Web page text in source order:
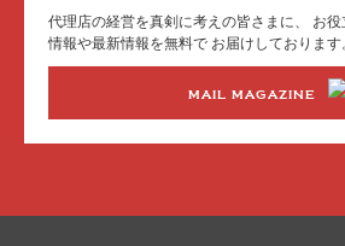
代理店の経営を真剣に考えの皆さまに、
お
情報や最新情報を無料で お届けしております
MAIL MAGAZINE